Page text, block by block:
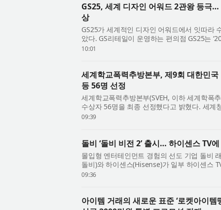
GS25, 세계 디자인 어워드 2관왕 등극…
상
GS25가 세계적인 디자인 어워드에서 잇따라
았다. GS리테일이 운영하는 편의점 GS25는
Design Award)’ 브랜드&커뮤니케이션 부문
10:01
세계학교폭력추방본부, 제9회 대한민국
등 56명 선정
세계학교폭력추방본부(SVEH, 이하 세계학폭
수상자 56명을 최종 선정했다고 밝혔다. 세계
Federation of Power Leaders, 총재 이산하(
09:39
돌비 ‘돌비 비전 2’ 출시… 하이센스 TV
몰입형 엔터테인먼트 경험의 선도 기업 돌비
돌비)와 하이센스(Hisense)가 일부 하이센스
탑재하고, 향후 펌웨어 업데이트를 통해 더 많
09:36
아이템 거래의 새로운 표준 ‘로켓아이